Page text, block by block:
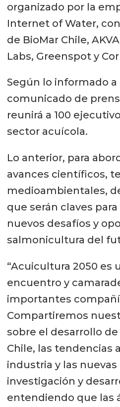
organizado por la
Internet of Water,
de BioMar Chile,
Labs, Greenspot y
Según lo informado a
comunicado de
reunirá a 100
sector acuícola.
Lo anterior, para
avances científicos,
medioambientales,
que serán claves
nuevos desafíos y
salmonicultura del
“Acuicultura 2050 es
encuentro y
importantes
Compartiremos
sobre el desarrollo
Chile, las tendencias
industria y las nuevas
investigación y
entendiendo que las